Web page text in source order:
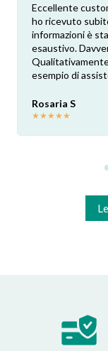
Eccellente
ho ricevuto
informazioni è
esaustivo.
esempio di
Rosaria S
★★★★★